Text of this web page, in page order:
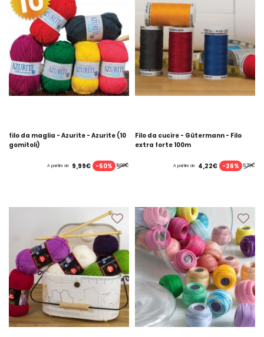
filo da maglia - Azurite - Azurite (10
gomitoli)
19,98€
A partire de 9,99€ -50%
Filo da cucire - Gütermann - Filo
extra forte 100m
5,70€
A partire de 4,22€ -26%